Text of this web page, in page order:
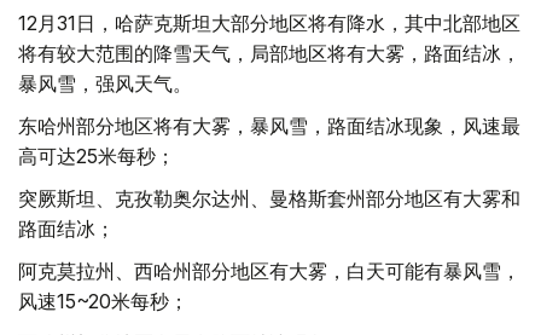
12月31日，哈萨克斯坦大部分地区将有降水，其中北部地区
将有较大范围的降雪天气，局部地区将有大雾，路面结冰，
暴风雪，强风天气。
东哈州部分地区将有大雾，暴风雪，路面结冰现象，风速最
高可达25米每秒；
突厥斯坦、克孜勒奥尔达州、曼格斯套州部分地区有大雾和
路面结冰；
阿克莫拉州、西哈州部分地区有大雾，白天可能有暴风雪，
风速15~20米每秒；